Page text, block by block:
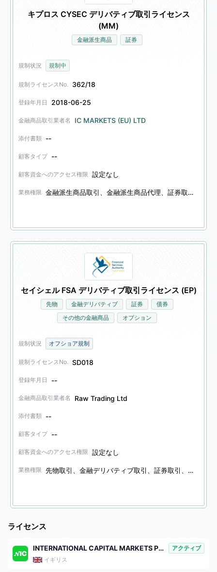
キプロス CYSEC デリバティブ取引ライセンス
(MM)
金融派生商品 証券
規制状況 規制中
規制ライセンスNo. 362/18
登録年月日 2018-06-25
金融商品取引業者名 IC MARKETS (EU) LTD
添付書類 --
顧客タイプ --
顧客資金へのアクセス権限 設定なし
業務権限 金融派生商品取引、金融派生商品代理、証券取引、証券代理
セイシェル FSA デリバティブ取引ライセンス (EP)
先物 金融デリバティブ 証券
債券
その他の金融商品
オプション
規制状況 オフショア規制
規制ライセンスNo. SD018
登録年月日 --
金融商品取引業者名 Raw Trading Ltd
添付書類 --
顧客タイプ --
顧客資金へのアクセス権限 設定なし
業務権限 先物取引、金融デリバティブ取引、証券取引、債券取引、その他の金融商品取引、オプション取引
ライセンス
INTERNATIONAL CAPITAL MARKETS PTY. LTD.
アクティブ
イギリス